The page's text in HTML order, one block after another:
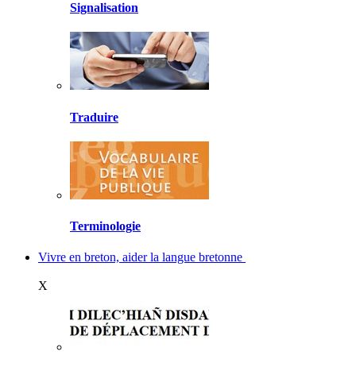
Signalisation
Traduire
Terminologie
Vivre en breton, aider la langue bretonne
X